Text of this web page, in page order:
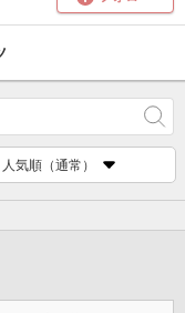
人気順（通常）